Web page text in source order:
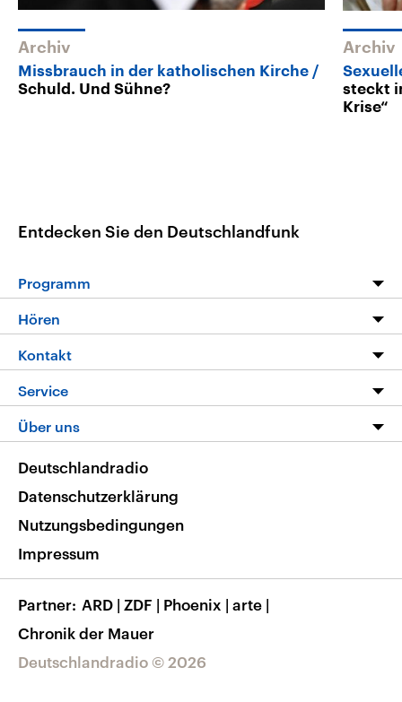
Archiv
Missbrauch in der katholischen Kirche
Schuld. Und Sühne?
Archiv
steckt
Krise“
Entdecken Sie den Deutschlandfunk
Programm
Programm
Die Nachrichten
Nachrichtenleicht
Neue Beiträge auf dlf.de
Hören
Livestream
Podcasts
Deutschlandfunk App
Nachrichten App
Frequenzen
Kontakt
Hörerservice
Service
FAQ
Veranstaltungen
Musikliste
RSS
Über uns
Barrierefreiheit
Deutschlandradio © 2026
Deutschlandradio
Datenschutzerklärung
Nutzungsbedingungen
Impressum
Partner ARD | ZDF | Phoenix | arte |
Chronik der Mauer